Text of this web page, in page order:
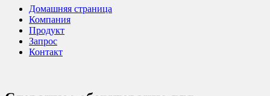
Домашняя страница
Компания
Продукт
Запрос
Контакт